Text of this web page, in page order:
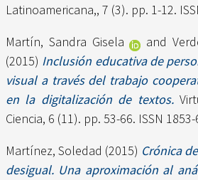
Latinoamericana,, 7 (3). pp. 1-12.
Martín, Sandra Gisela
and
(2015) Inclusión educativa de
visual a través del trabajo
en la digitalización de textos.
Ciencia, 6 (11). pp. 53-66. ISSN
Martínez, Soledad (2015) Crónica
desigual. Una aproximación al